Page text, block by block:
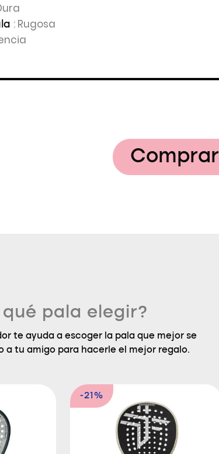
: Rugosa
Comprar
pala elegir?
te ayuda a escoger la pala que mejor se
a tu amigo para hacerle el mejor regalo.
-21%